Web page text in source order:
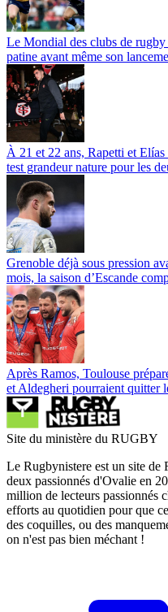
Le Mondial des clubs de
patine avant même son
À 21 et 22 ans, Rapetti et
test grandeur nature pour les
Grenoble déjà sous pression
mois, la saison d’Escande
Après Ramos, Toulouse
et Aldegheri pourraient quitter
Site du ministère du RUGBY
Le Rugbynistere est un site de
deux passionnés d'Ovalie en
million de lecteurs passionnés
efforts au quotidien pour que
des coquilles, ou des
on n'est pas bien méchant !